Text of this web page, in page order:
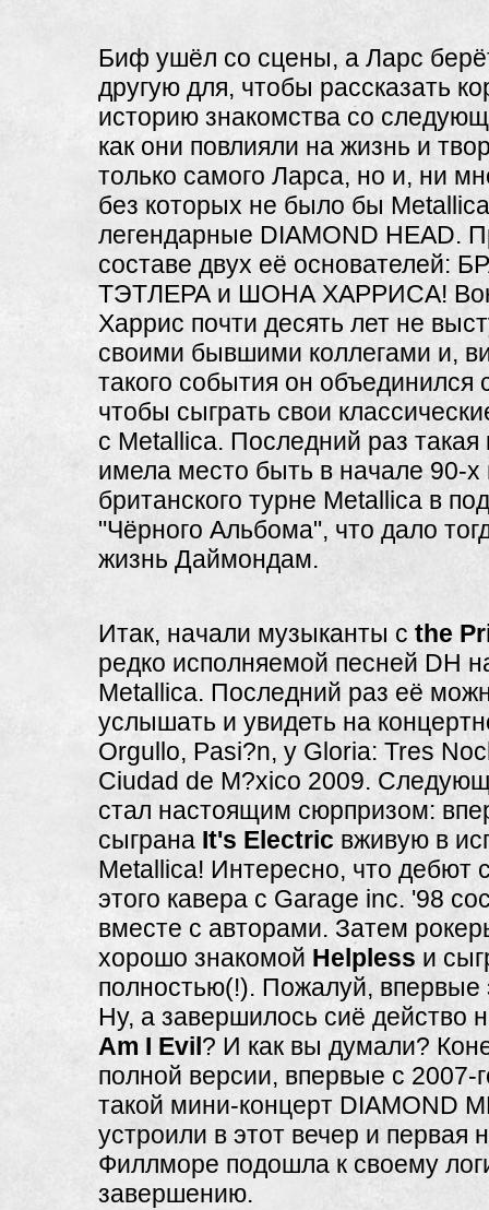
Биф ушёл со сцены, а Ларс
другую для, чтобы рассказать
историю знакомства со
как они повлияли на жизнь и
только самого Ларса, но и, ни
без которых не было бы
легендарные DIAMOND HEAD.
составе двух её основателей:
ТЭТЛЕРА и ШОНА ХАРРИСА!
Харрис почти десять лет не
своими бывшими коллегами и,
такого события он объединился
чтобы сыграть свои
с Metallica. Последний раз такая
имела место быть в начале 90-х
британского турне Metallica в
"Чёрного Альбома", что дало
жизнь Даймондам.
Итак, начали музыканты с the
редко исполняемой песней DH
Metallica. Последний раз её
услышать и увидеть на
Orgullo, Pasi?n, y Gloria: Tres
Ciudad de M?xico 2009.
стал настоящим сюрпризом:
сыграна It's Electric вживую в
Metallica! Интересно, что дебют
этого кавера с Garage inc. '98
вместе с авторами. Затем
хорошо знакомой Helpless и
полностью(!). Пожалуй, впервые
Ну, а завершилось сиё действо
Am I Evil ? И как вы думали?
полной версии, впервые с 2007-
такой мини-концерт DIAMOND
устроили в этот вечер и первая
Филлморе подошла к своему
завершению.